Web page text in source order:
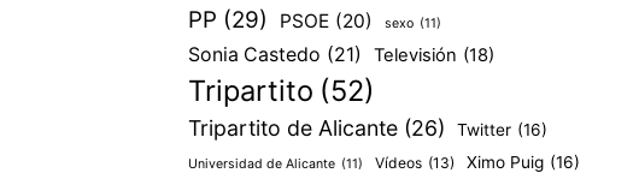
PP (29) PSOE (20) sexo (11)
Sonia Castedo (21) Televisión (18)
Tripartito (52)
Tripartito de Alicante (26) Twitter (16)
Universidad de Alicante (11) Vídeos (13) Ximo Puig (16)